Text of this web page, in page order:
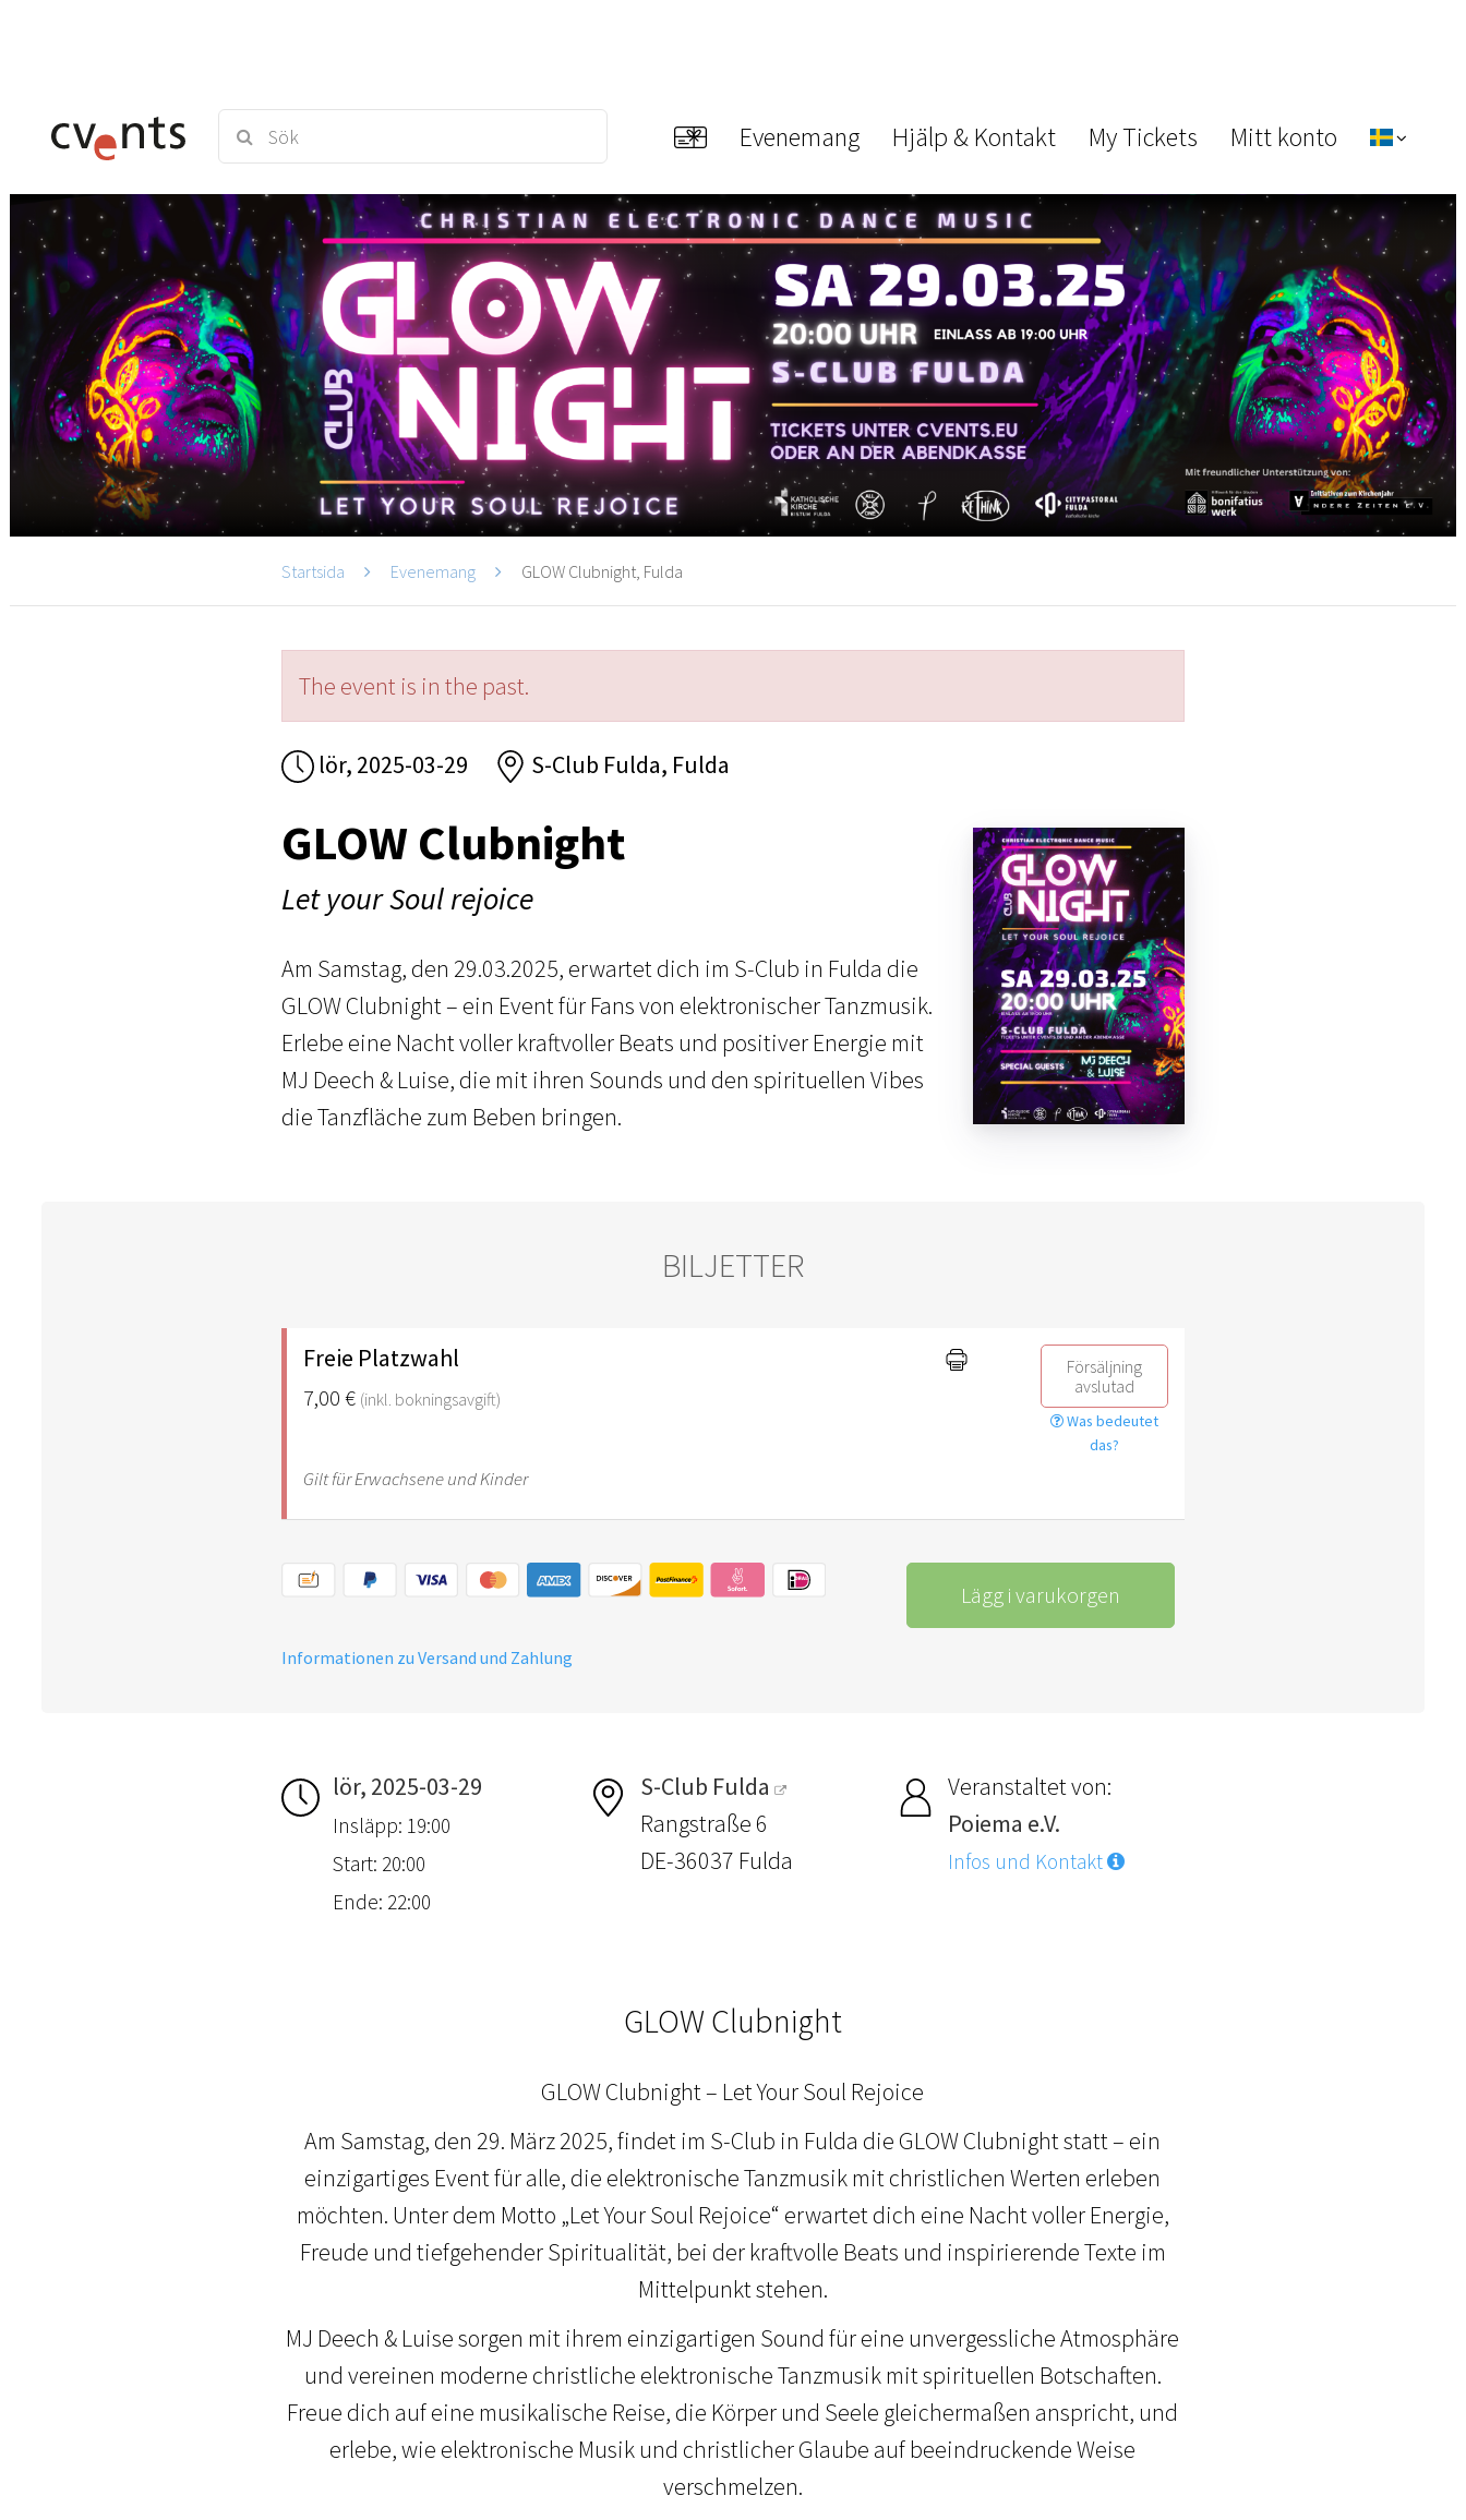
Evenemang Hjälp & Kontakt My Tickets Mitt konto
Startsida Evenemang GLOW Clubnight, Fulda
The event is in the past.
lör, 2025-03-29 S-Club Fulda, Fulda
GLOW Clubnight
Let your Soul rejoice
Am Samstag, den 29.03.2025, erwartet dich im S-Club in Fulda die
GLOW Clubnight – ein Event für Fans von elektronischer Tanzmusik.
Erlebe eine Nacht voller kraftvoller Beats und positiver Energie mit
MJ Deech & Luise, die mit ihren Sounds und den spirituellen Vibes
die Tanzfläche zum Beben bringen.
BILJETTER
Freie Platzwahl
7,00 € (inkl. bokningsavgift)
Försäljning
avslutad
Was bedeutet
das?
Gilt für Erwachsene und Kinder
Lägg i varukorgen
Informationen zu Versand und Zahlung
lör, 2025-03-29
Insläpp: 19:00
Start: 20:00
Ende: 22:00
S-Club Fulda
Rangstraße 6
DE-36037 Fulda
Veranstaltet von:
Poiema e.V.
Infos und Kontakt
GLOW Clubnight
GLOW Clubnight – Let Your Soul Rejoice
Am Samstag, den 29. März 2025, findet im S-Club in Fulda die GLOW Clubnight statt – ein
einzigartiges Event für alle, die elektronische Tanzmusik mit christlichen Werten erleben
möchten. Unter dem Motto „Let Your Soul Rejoice“ erwartet dich eine Nacht voller Energie,
Freude und tiefgehender Spiritualität, bei der kraftvolle Beats und inspirierende Texte im
Mittelpunkt stehen.
MJ Deech & Luise sorgen mit ihrem einzigartigen Sound für eine unvergessliche Atmosphäre
und vereinen moderne christliche elektronische Tanzmusik mit spirituellen Botschaften.
Freue dich auf eine musikalische Reise, die Körper und Seele gleichermaßen anspricht, und
erlebe, wie elektronische Musik und christlicher Glaube auf beeindruckende Weise
verschmelzen.